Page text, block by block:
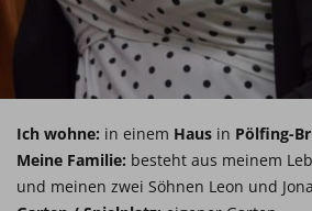
Ich wohne: in einem Haus in Pölfing-
Meine Familie: besteht aus meinem
und meinen zwei Söhnen Leon und